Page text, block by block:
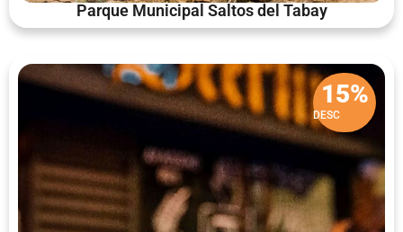
Parque Municipal Saltos del Tabay
15%
DESC